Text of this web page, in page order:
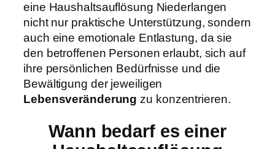
eine Haushaltsauflösung Niederlangen
nicht nur praktische Unterstützung, sondern
auch eine emotionale Entlastung, da sie
den betroffenen Personen erlaubt, sich auf
ihre persönlichen Bedürfnisse und die
Bewältigung der jeweiligen
Lebensveränderung zu konzentrieren.
Wann bedarf es einer